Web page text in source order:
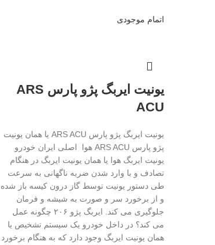
اتمام موجودی
یونیت ایربگ پژو پارس ARS
ACU
یونیت ایربگ پژو پارس ARS ACU یا همان یونیت
پژو پارس ARS ACU هوا اصلی ایران خودرو
یونیت ایربگ هوا یا همان یونیت ایربگ در هنگام
تصادف و با وارد شدن ضربه ناگهانی به سرعت
طی دستور یونیت توسط گاز درون کیسه باز شده
و از برخورد سر و صورت به شیشه و فرمان
جلوگیری می کند. ایربگ پژو ۲۰۶ چگونه عمل
می کند؟ در داخل خودرو یک سیستم تشخیص یا
همان یونیت ایربگ وجود دارد که به هنگام برخورد